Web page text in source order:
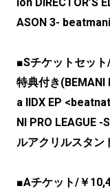
ASON 3-
■Sチケットセッ
特典付き(BEMANI
a IIDX EP
NI PRO LEAGUE
ルアクリルスタン
■Aチケット/￥